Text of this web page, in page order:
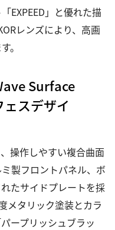
EXPEED」と優れた描
レンズにより、高画
。
Surface
スデザイ
操作しやすい複合曲面
製フロントパネル、ボ
たサイドプレートを採
メタリック塗装とカラ
ープリッシュブラッ